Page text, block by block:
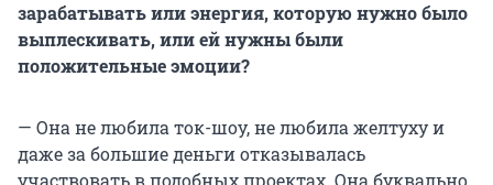
зарабатывать или энергия, которую нужно было
выплескивать, или ей нужны были
положительные эмоции?
— Она не любила ток-шоу, не любила желтуху и
даже за большие деньги отказывалась